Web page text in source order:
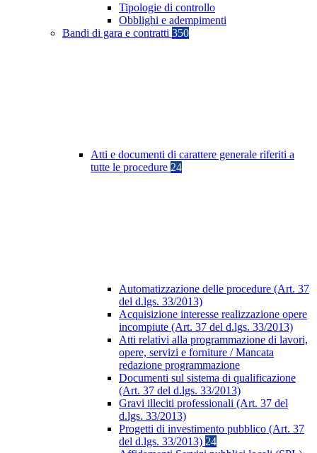
Tipologie di controllo
Obblighi e adempimenti
Bandi di gara e contratti 350
Atti e documenti di carattere generale riferiti a
tutte le procedure 24
Automatizzazione delle procedure (Art. 37
del d.lgs. 33/2013)
Acquisizione interesse realizzazione opere
incompiute (Art. 37 del d.lgs. 33/2013)
Atti relativi alla programmazione di lavori,
opere, servizi e forniture / Mancata
redazione programmazione
Documenti sul sistema di qualificazione
(Art. 37 del d.lgs. 33/2013)
Gravi illeciti professionali (Art. 37 del
d.lgs. 33/2013)
Progetti di investimento pubblico (Art. 37
del d.lgs. 33/2013) 24